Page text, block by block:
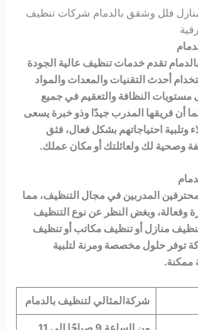
فلل وشقق بالدمام شركات تنظيف
تقدم خدمات تنظيف عالية الجودة
أحدث التقنيات والمعدات والمواد
النظافة والتعقيم في جميع
كما أن فريقها المدرب جيدًا وذو خبرة يسعى
وتلبية احتياجاتهم بشكل فعال، فثق
وصحية لك ولعائلتك أو مكان عملك.
المدربين في مجال التنظيف، مما
وفعالة، وبغض النظر عن نوع التنظيف
منازل أو تنظيف مكاتب أو تنظيف
توفر حلول مخصصة ومرنة لتلبية
ممكنة.
شركةالمثالي لتنظيف بالدمام